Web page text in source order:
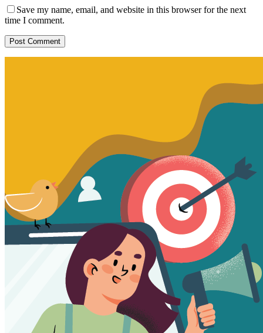
Save my name, email, and website in this browser for the next
time I comment.